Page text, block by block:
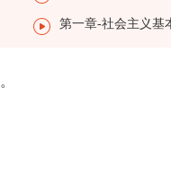
第一章-社会主义基